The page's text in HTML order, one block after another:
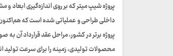
پروژه شیپ میتر که بر روی اندازه‌گیری
داخلی طراحی و عملیاتی شده است که
پروژه برتر در کشور، مراحل عقد قرارداد آن
محصولات تولیدی، زمینه را برای سرعت